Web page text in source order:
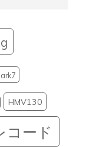
HMV130
コード